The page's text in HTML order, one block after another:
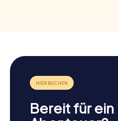
Bereit für ein